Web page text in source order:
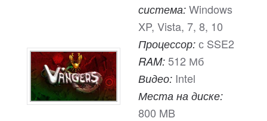
система: Windows
XP, Vista, 7, 8, 10
Процессор: с SSE2
RAM: 512 Мб
Видео: Intel
Места на диске:
800 MB